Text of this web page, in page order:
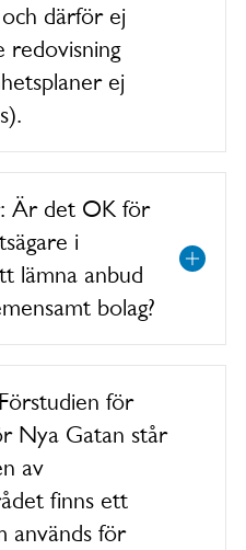
därför ej
redovisning
ej
Är det OK för
i
lämna anbud
bolag?
för
Nya Gatan står
av
finns ett
används för